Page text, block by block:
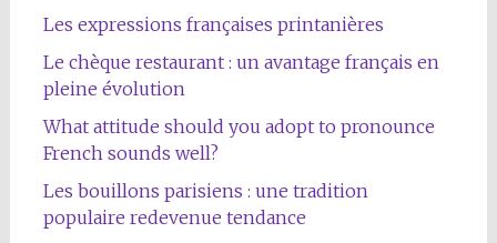
Les expressions françaises printanières
Le chèque restaurant : un avantage français en
pleine évolution
What attitude should you adopt to pronounce
French sounds well?
Les bouillons parisiens : une tradition
populaire redevenue tendance